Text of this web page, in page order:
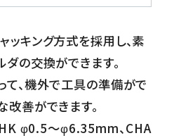
キング方式を採用し、素
ダの交換ができます。
て、機外で工具の準備がで
改善ができます。
φ0.5～φ6.35mm、CHA